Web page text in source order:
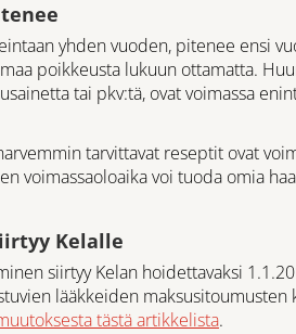
yhden vuoden, pitenee ensi
poikkeusta lukuun ottamatta.
tai pkv:tä, ovat voimassa
tarvittavat reseptit ovat
voimassaoloaika voi tuoda omia
Kelalle
siirtyy Kelan hoidettavaksi
lääkkeiden maksusitoumusten
tästä artikkelista.